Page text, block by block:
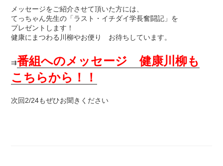
メッセージをご紹介させて頂いた方には、
てっちゃん先生の「ラスト・イチダイ学長奮闘記」を
プレゼントします！
健康にまつわる川柳やお便り お待ちしています。
⇉番組へのメッセージ 健康川柳も
こちらから！！
次回2/24もぜひお聞きください